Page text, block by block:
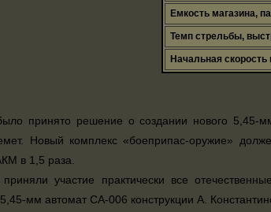
Емкость магазина,
Темп стрельбы,
Начальная скорость
принято решение о создании нового 5,45-
Новый комплекс «боеприпас-оружие»
в 1,5 раза.
участие практически все
мм автомат СА-006 конструкции А.